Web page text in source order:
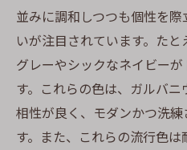
並みに調和しつつも個性を
いが注目されています。た
グレーやシックなネイビー
す。これらの色は、ガルバ
相性が良く、モダンかつ洗
す。また、これらの流行色